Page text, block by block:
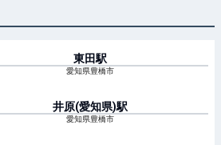
東田駅
愛知県豊橋市
井原(愛知県)駅
愛知県豊橋市